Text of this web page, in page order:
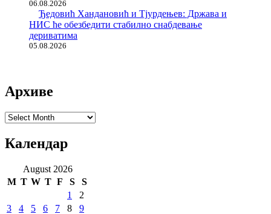
06.08.2026
Ђедовић Хандановић и Тјурдењев: Држава и
НИС ће обезбедити стабилно снабдевање
дериватима
05.08.2026
Архиве
Архиве
Календар
August 2026
M T W T F S
S
1
2
3
4 5 6 7 8
9